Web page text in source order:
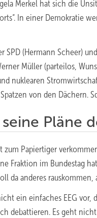
Merkel hat sich die
In einer Demokratie
(Hermann Scheer)
Müller (parteilos,
nuklearen
von den Dächern.
Pläne
zum Papiertiger
Fraktion im Bundestag
da anderes rauskommen,
ein einfaches EEG vor,
debattieren. Es geht